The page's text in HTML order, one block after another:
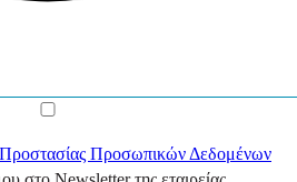
Προστασίας Προσωπικών Δεδομένων